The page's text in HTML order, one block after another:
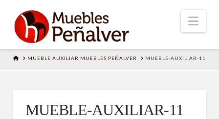
HOMEMUEBLE AUXILIAR MUEBLES PEÑALVER MUEBLE-AUXILIAR-11
MUEBLE-AUXILIAR-11